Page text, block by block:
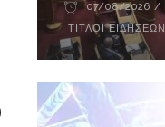
07/08/2026
ΤΊΤΛΟΙ ΕΙΔΉΣΕΩΝ